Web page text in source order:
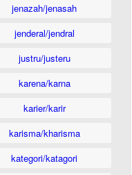
jenazah/jenasah
jenderal/jendral
justru/justeru
karena/karna
karier/karir
karisma/kharisma
kategori/katagori